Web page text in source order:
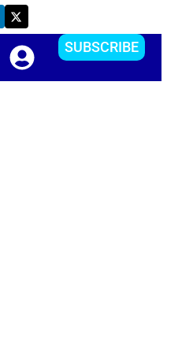
区？方便下载APP
X
-
t
w
i
t
t
SUBSCRIBE